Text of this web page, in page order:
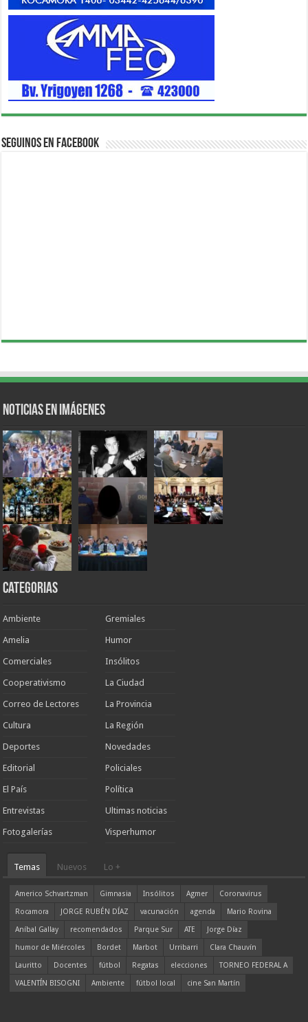
Seguinos en Facebook
Noticias en Imágenes
Categorias
Ambiente
Amelia
Comerciales
Cooperativismo
Correo de Lectores
Cultura
Deportes
Editorial
El País
Entrevistas
Fotogalerías
Gremiales
Humor
Insólitos
La Ciudad
La Provincia
La Región
Novedades
Policiales
Política
Ultimas noticias
Visperhumor
Temas Nuevos Lo +
Americo Schvartzman Gimnasia Insólitos Agmer
Coronavirus
Rocamora
JORGE RUBÉN DÍAZ vacunación agenda
Mario Rovina
Aníbal Gallay
recomendados Parque Sur ATE
Jorge Díaz
humor de Miércoles
Bordet Marbot Urribarri
Clara Chauvín
Lauritto
Docentes fútbol Regatas elecciones
TORNEO FEDERAL A
VALENTÍN BISOGNI
Ambiente fútbol local cine San Martín